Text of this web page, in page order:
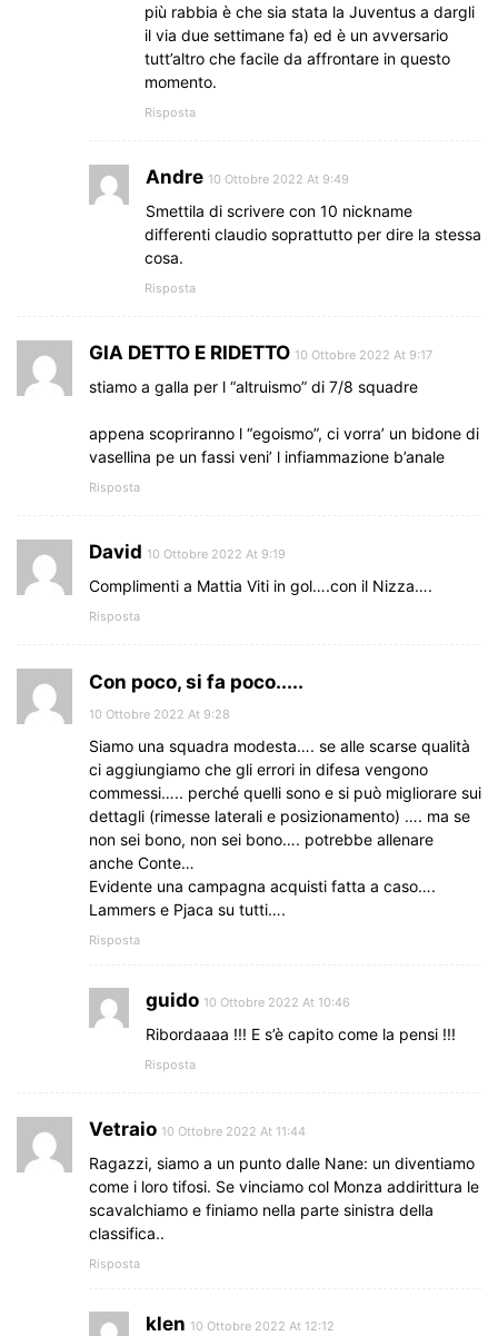
più rabbia è che sia stata la Juventus a dargli
il via due settimane fa) ed è un avversario
tutt’altro che facile da affrontare in questo
momento.
Risposta
Andre 10 Ottobre 2022 At 9:49
Smettila di scrivere con 10 nickname
differenti claudio soprattutto per dire la stessa
cosa.
Risposta
GIA DETTO E RIDETTO 10 Ottobre 2022 At 9:17
stiamo a galla per l “altruismo” di 7/8 squadre
appena scopriranno l “egoismo”, ci vorra’ un bidone di
vasellina pe un fassi veni’ l infiammazione b’anale
Risposta
David 10 Ottobre 2022 At 9:19
Complimenti a Mattia Viti in gol….con il Nizza….
Risposta
Con poco, si fa poco.....
10 Ottobre 2022 At 9:28
Siamo una squadra modesta…. se alle scarse qualità
ci aggiungiamo che gli errori in difesa vengono
commessi….. perché quelli sono e si può migliorare sui
dettagli (rimesse laterali e posizionamento) …. ma se
non sei bono, non sei bono…. potrebbe allenare
anche Conte…
Evidente una campagna acquisti fatta a caso….
Lammers e Pjaca su tutti….
Risposta
guido 10 Ottobre 2022 At 10:46
Ribordaaaa !!! E s’è capito come la pensi !!!
Risposta
Vetraio 10 Ottobre 2022 At 11:44
Ragazzi, siamo a un punto dalle Nane: un diventiamo
come i loro tifosi. Se vinciamo col Monza addirittura le
scavalchiamo e finiamo nella parte sinistra della
classifica..
Risposta
klen 10 Ottobre 2022 At 12:12